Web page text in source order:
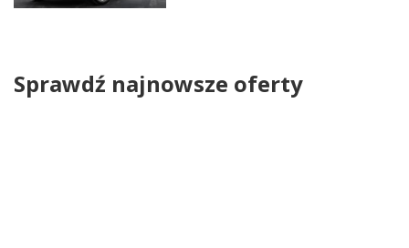
Sprawdź najnowsze oferty